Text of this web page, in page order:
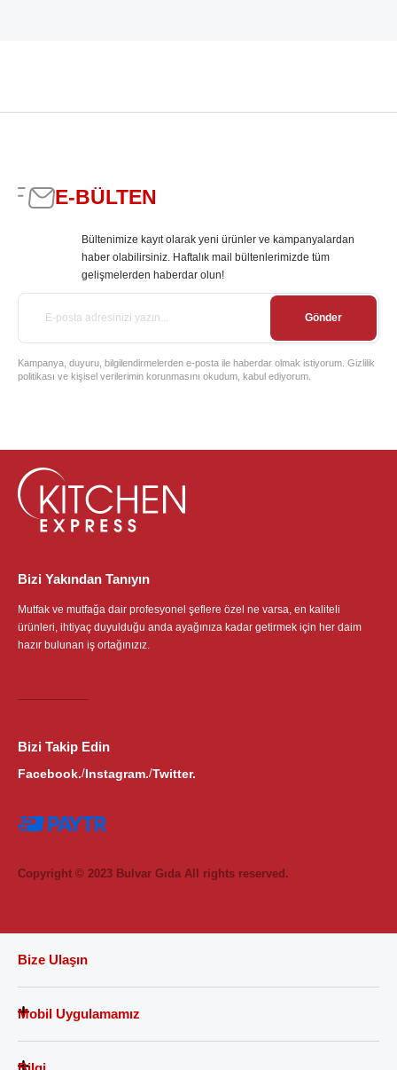
E-BÜLTEN
Bültenimize kayıt olarak yeni ürünler ve kampanyalardan
haber olabilirsiniz. Haftalık mail bültenlerimizde tüm
gelişmelerden haberdar olun!
Gönder
Kampanya, duyuru, bilgilendirmelerden e-posta ile haberdar olmak istiyorum. Gizlilik
politikası ve kişisel verilerimin korunmasını okudum, kabul ediyorum.
Bizi Yakından Tanıyın
Mutfak ve mutfağa dair profesyonel şeflere özel ne varsa, en kaliteli
ürünleri, ihtiyaç duyulduğu anda ayağınıza kadar getirmek için her daim
hazır bulunan iş ortağınızız.
Bizi Takip Edin
Facebook./Instagram./Twitter.
Copyright © 2023 Bulvar Gıda All rights reserved.
Bize Ulaşın
Mobil Uygulamamız